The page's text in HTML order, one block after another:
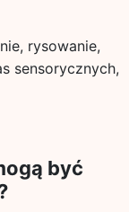
rysowanie,
sensorycznych,
być